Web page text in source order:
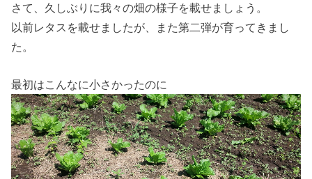
さて、久しぶりに我々の畑の様子を載せましょう。
以前レタスを載せましたが、また第二弾が育ってきまし
た。
最初はこんなに小さかったのに